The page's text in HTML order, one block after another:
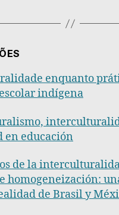
enquanto
indígena
en educación
de la
homogeneización:
de Brasil y